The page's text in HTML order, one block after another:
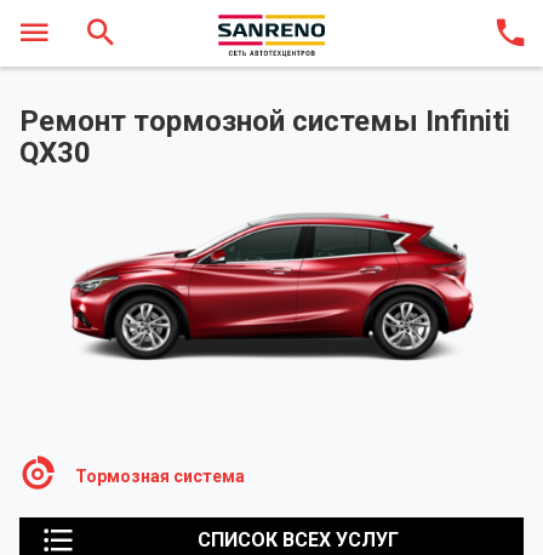
Ремонт тормозной системы Infiniti
QX30
Тормозная система
СПИСОК ВСЕХ УСЛУГ